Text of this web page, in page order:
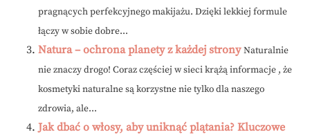
pragnących perfekcyjnego makijażu. Dzięki lekkiej formule
łączy w sobie dobre...
Natura – ochrona planety z każdej strony Naturalnie
nie znaczy drogo! Coraz częściej w sieci krążą informacje , że
kosmetyki naturalne są korzystne nie tylko dla naszego
zdrowia, ale...
Jak dbać o włosy, aby uniknąć plątania? Kluczowe